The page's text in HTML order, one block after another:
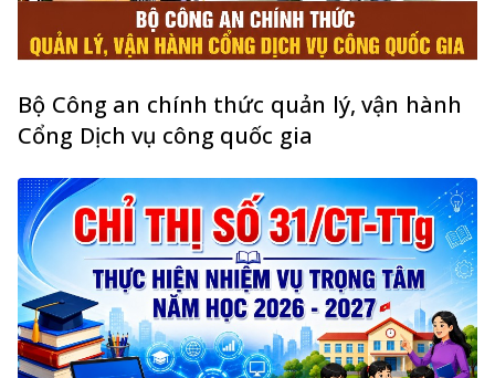
Bộ Công an chính thức quản lý, vận hành
Cổng Dịch vụ công quốc gia